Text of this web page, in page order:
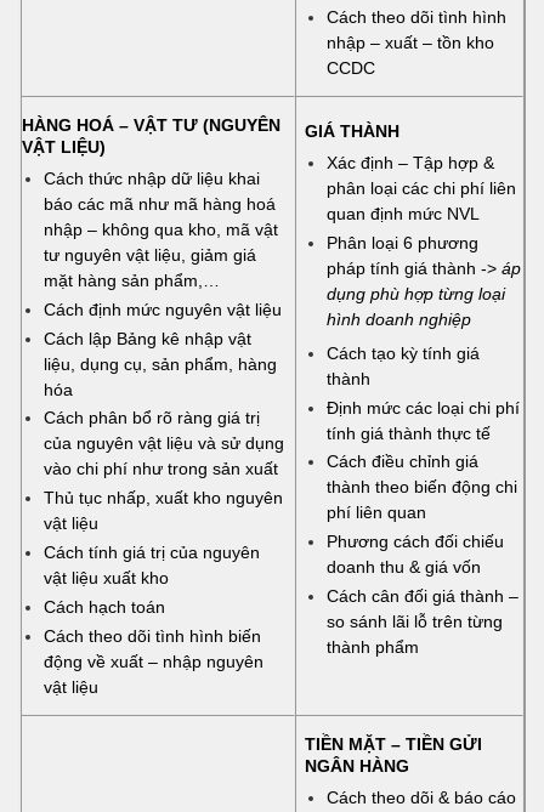
Cách theo dõi tình hình
nhập – xuất – tồn kho
CCDC
HÀNG HOÁ – VẬT TƯ (NGUYÊN
VẬT LIỆU)
Cách thức nhập dữ liệu khai
báo các mã như mã hàng hoá
nhập – không qua kho, mã vật
tư nguyên vật liệu, giảm giá
mặt hàng sản phẩm,…
Cách định mức nguyên vật liệu
Cách lập Bảng kê nhập vật
liệu, dụng cụ, sản phẩm, hàng
hóa
Cách phân bổ rõ ràng giá trị
của nguyên vật liệu và sử dụng
vào chi phí như trong sản xuất
Thủ tục nhấp, xuất kho nguyên
vật liệu
Cách tính giá trị của nguyên
vật liệu xuất kho
Cách hạch toán
Cách theo dõi tình hình biến
động về xuất – nhập nguyên
vật liệu
GIÁ THÀNH
Xác định – Tập hợp &
phân loại các chi phí liên
quan định mức NVL
Phân loại 6 phương
pháp tính giá thành -> áp
dụng phù hợp từng loại
hình doanh nghiệp
Cách tạo kỳ tính giá
thành
Định mức các loại chi phí
tính giá thành thực tế
Cách điều chỉnh giá
thành theo biến động chi
phí liên quan
Phương cách đối chiếu
doanh thu & giá vốn
Cách cân đối giá thành –
so sánh lãi lỗ trên từng
thành phẩm
TIỀN MẶT – TIỀN GỬI
NGÂN HÀNG
Cách theo dõi & báo cáo